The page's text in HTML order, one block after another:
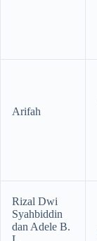
Arifah
Rizal Dwi
Syahbiddin
dan Adele B.